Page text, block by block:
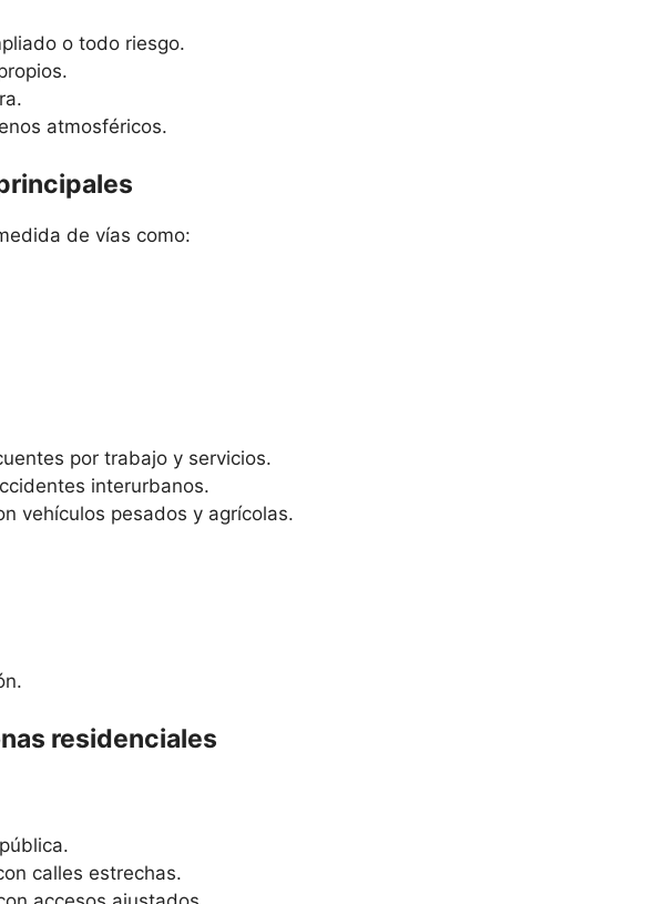
o todo riesgo.
atmosféricos.
de vías como:
por trabajo y servicios.
interurbanos.
vehículos pesados y agrícolas.
residenciales
calles estrechas.